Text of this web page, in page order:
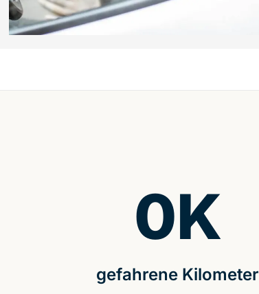
gefahrene Kilometer
0K